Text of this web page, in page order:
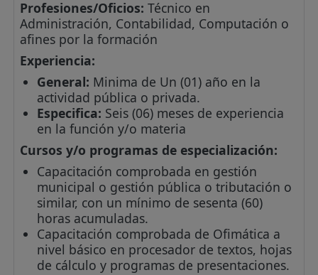
Profesiones/Oficios: Técnico en
Administración, Contabilidad, Computación o
afines por la formación
Experiencia:
General: Minima de Un (01) año en la
actividad pública o privada.
Especifica: Seis (06) meses de experiencia
en la función y/o materia
Cursos y/o programas de especialización:
Capacitación comprobada en gestión
municipal o gestión pública o tributación o
similar, con un mínimo de sesenta (60)
horas acumuladas.
Capacitación comprobada de Ofimática a
nivel básico en procesador de textos, hojas
de cálculo y programas de presentaciones.